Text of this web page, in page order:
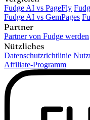
Fudge AI vs PageFly
Fudge AI vs GemPages
Partner
Partner von Fudge werden
Nützliches
Datenschutzrichtlinie
Affiliate-Programm